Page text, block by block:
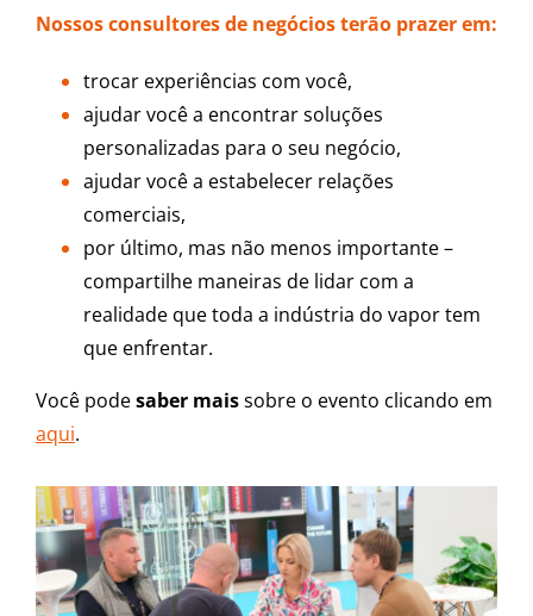
Nossos consultores de negócios terão prazer em:
trocar experiências com você,
ajudar você a encontrar soluções
personalizadas para o seu negócio,
ajudar você a estabelecer relações
comerciais,
por último, mas não menos importante –
compartilhe maneiras de lidar com a
realidade que toda a indústria do vapor tem
que enfrentar.
Você podesaber maissobre o evento clicando em
aqui.